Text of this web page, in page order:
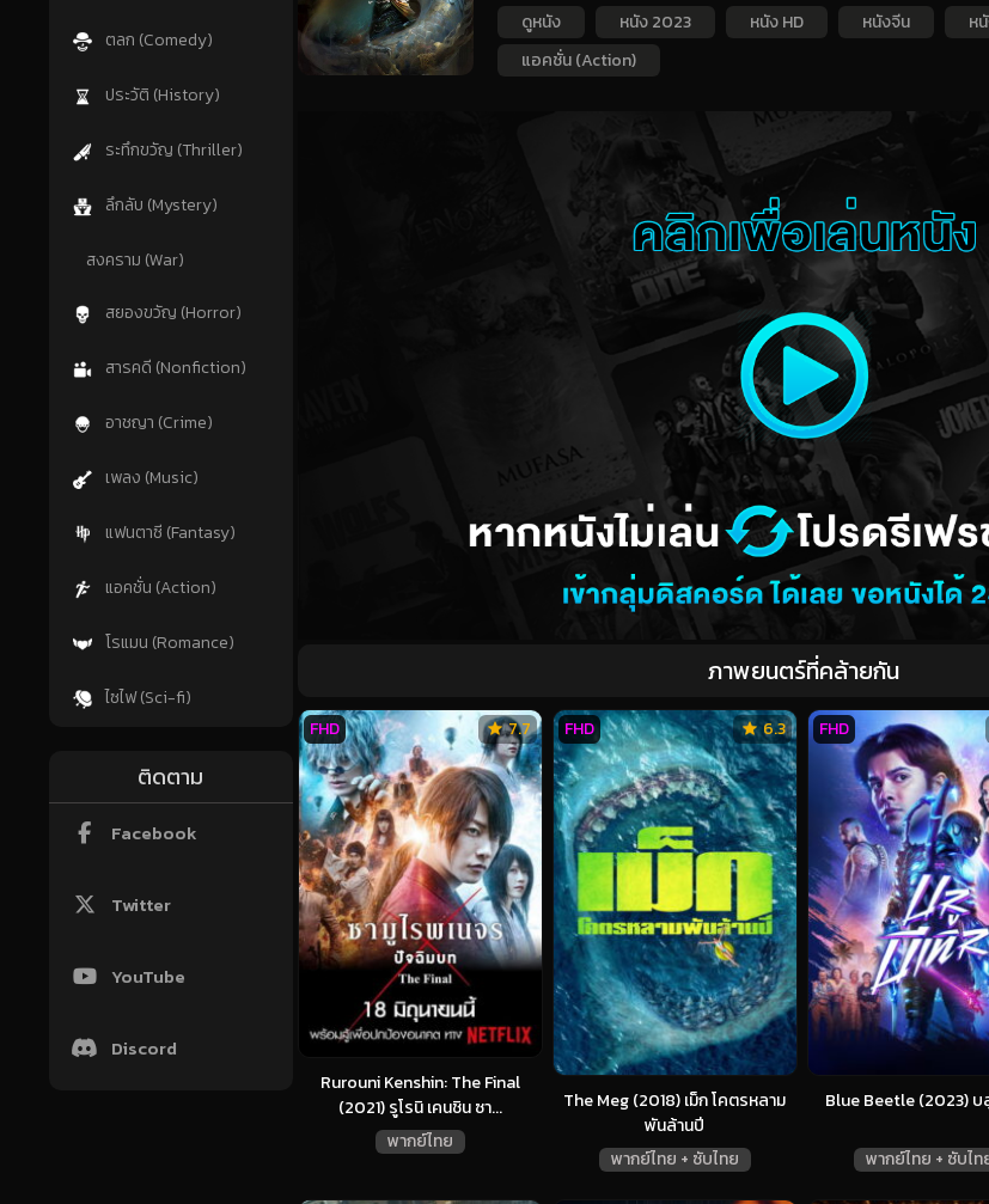
ตลก (Comedy)
ประวัติ (History)
ระทึกขวัญ (Thriller)
ลึกลับ (Mystery)
สงคราม (War)
สยองขวัญ (Horror)
สารคดี (Nonfiction)
อาชญา (Crime)
เพลง (Music)
แฟนตาซี (Fantasy)
แอคชั่น (Action)
โรแมน (Romance)
ไซไฟ (Sci-fi)
ติดตาม
Facebook
Twitter
YouTube
Discord
ดูหนัง
หนัง 2023 หนัง HD หนังจีน ห
แอคชั่น (Action)
ภาพยนตร์ที่คล้ายกัน
Rurouni Kenshin: The Final
(2021) รูโรนิ เคนชิน ซา...
พากย์ไทย
7.7
FHD
The Meg (2018) เม็ก โคตรหลาม
พันล้านปี
พากย์ไทย + ซับไทย
6.3
FHD
Blue Beetle (2023) บ
พากย์ไทย + ซับไท
FHD